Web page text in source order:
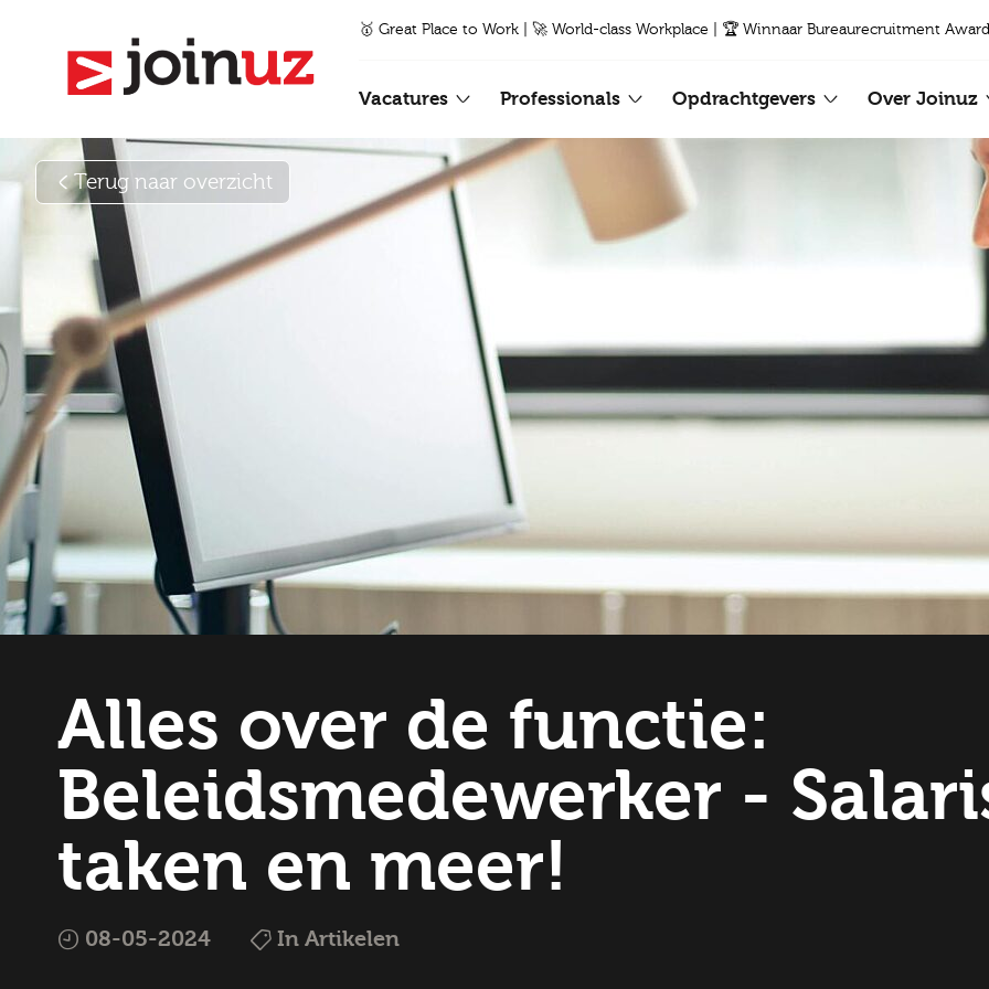
🥇 Great Place to Work | 🚀 World-class Workplace | 🏆 Winnaar Bureaurecruitment
Vacatures Professionals Opdrachtgevers Over Joinuz
Terug naar overzicht
Alles over de functie:
Beleidsmedewerker -
taken en meer!
08-05-2024 In Artikelen